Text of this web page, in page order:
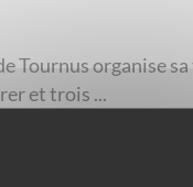
Tournus organise
et trois ...